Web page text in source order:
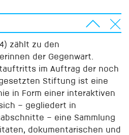
zählt zu den
der Gegenwart.
im Auftrag der noch
Stiftung ist eine
in Form einer interaktiven
– gegliedert in
– eine Sammlung
dokumentarischen und